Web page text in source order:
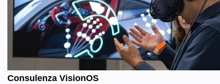
Consulenza VisionOS